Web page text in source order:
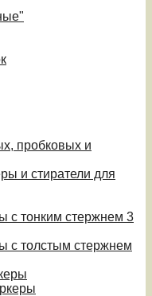
пробковых и
и стиратели для
с тонким стержнем 3
с толстым стержнем